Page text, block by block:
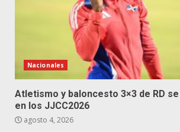
Nacionales
Atletismo y baloncesto 3×3 de RD
en los JJCC2026
agosto 4, 2026